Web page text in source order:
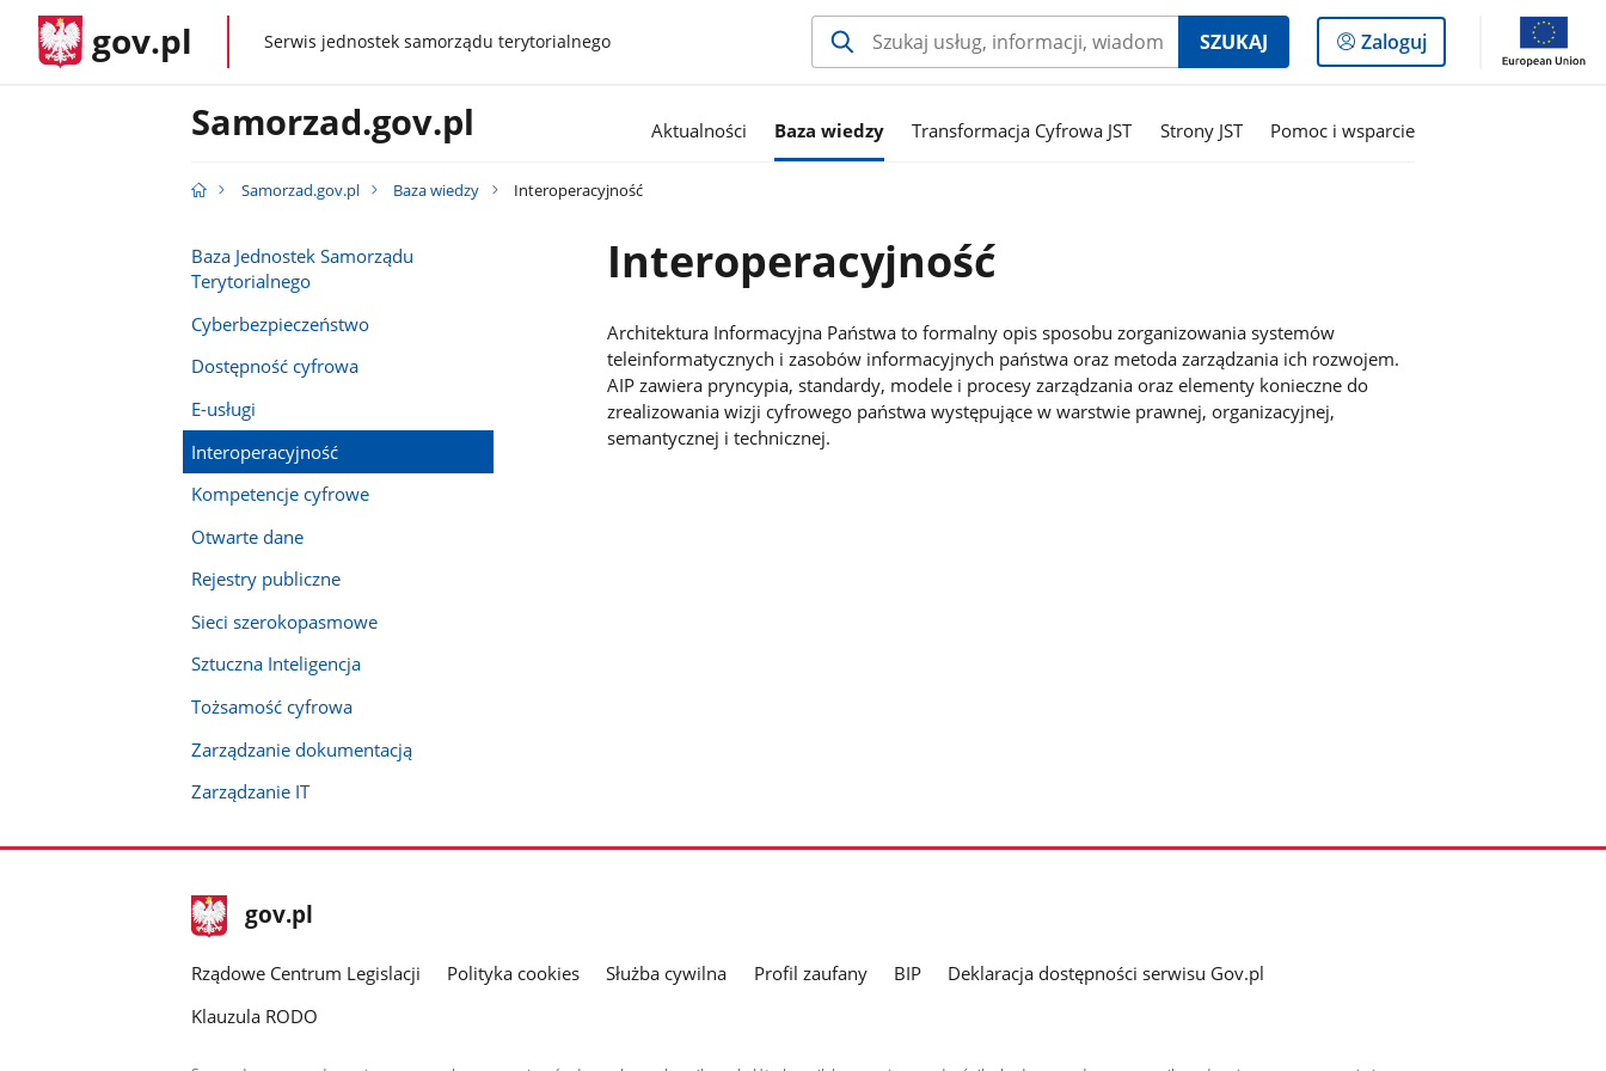
gov.pl gov.plSerwis jednostek samorządu terytorialnego SZUKAJ
Logowanie
do
Zaloguj
Samorzad.gov.pl Aktualności Baza wiedzy Transformacja Cyfrowa JST Strony JST Pomoc i wsparcie
Samorzad.gov.pl Baza wiedzy Interoperacyjność
Baza Jednostek Samorządu
Terytorialnego
Cyberbezpieczeństwo
Dostępność cyfrowa
E-usługi
Interoperacyjność
Kompetencje cyfrowe
Otwarte dane
Rejestry publiczne
Sieci szerokopasmowe
Sztuczna Inteligencja
Tożsamość cyfrowa
Zarządzanie dokumentacją
Zarządzanie IT
Interoperacyjność
Architektura Informacyjna Państwa to formalny opis sposobu zorganizowania systemów
teleinformatycznych i zasobów informacyjnych państwa oraz metoda zarządzania ich rozwojem.
AIP zawiera pryncypia, standardy, modele i procesy zarządzania oraz elementy konieczne do
zrealizowania wizji cyfrowego państwa występujące w warstwie prawnej, organizacyjnej,
semantycznej i technicznej.
stopka
gov.pl Strona
gov.pl
Rządowe Centrum Legislacji Polityka cookies Służba cywilna Profil zaufany BIP
Deklaracja dostępności serwisu Gov.pl
Klauzula RODO